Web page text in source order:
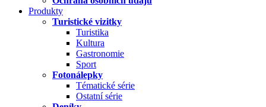
Produkty
Turistické vizitky
Turistika
Kultura
Gastronomie
Sport
Fotonálepky
Tématické série
Ostatní série